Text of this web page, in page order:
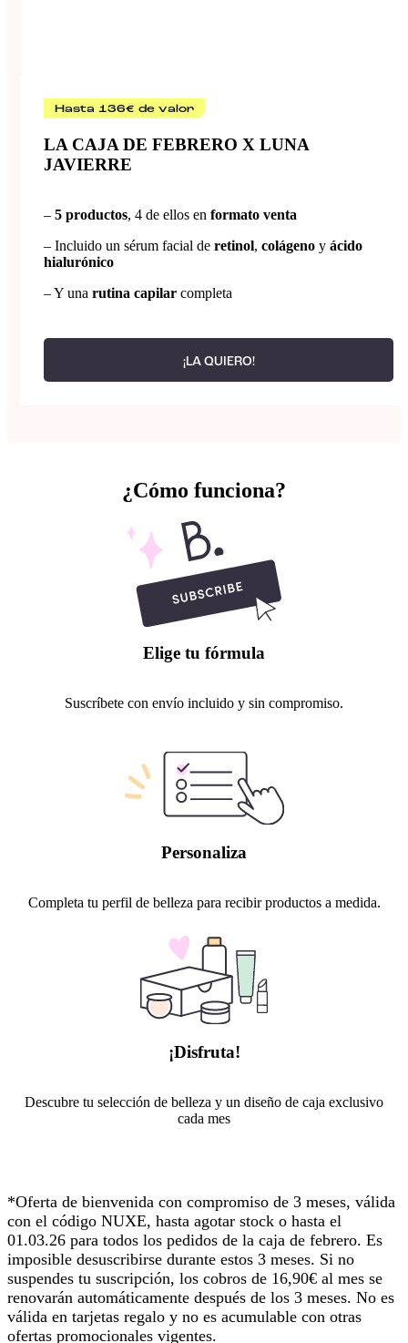
Hasta 136€ de valor
LA CAJA DE FEBRERO X LUNA
JAVIERRE
– 5 productos, 4 de ellos en formato venta
– Incluido un sérum facial de retinol, colágeno y ácido
hialurónico
– Y una rutina capilar completa
¡LA QUIERO!
¿Cómo funciona?
Elige tu fórmula
Suscríbete con envío incluido y sin compromiso.
Personaliza
Completa tu perfil de belleza para recibir productos a medida.
¡Disfruta!
Descubre tu selección de belleza y un diseño de caja exclusivo
cada mes
*Oferta de bienvenida con compromiso de 3 meses, válida
con el código NUXE, hasta agotar stock o hasta el
01.03.26 para todos los pedidos de la caja de febrero. Es
imposible desuscribirse durante estos 3 meses. Si no
suspendes tu suscripción, los cobros de 16,90€ al mes se
renovarán automáticamente después de los 3 meses. No es
válida en tarjetas regalo y no es acumulable con otras
ofertas promocionales vigentes.